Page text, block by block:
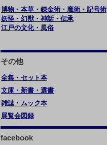
博物・本草・錬金術・魔術・記号術
妖怪・幻獣・神話・伝承
江戸の文化・風俗
その他
全集・セット本
文庫・新書・選書
雑誌・ムック本
展覧会図録
facebook